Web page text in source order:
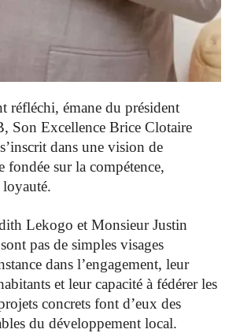
réfléchi, émane du président
Son Excellence Brice Clotaire
dans une vision de
sur la compétence,
loyauté.
Lekogo et Monsieur Justin
pas de simples visages
dans l’engagement, leur
et leur capacité à fédérer les
concrets font d’eux des
du développement local.